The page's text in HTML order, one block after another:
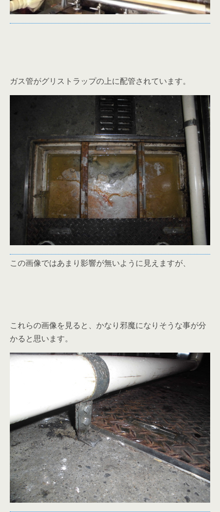
ガス管がグリストラップの上に配管されています。
この画像ではあまり影響が無いように見えますが、
これらの画像を見ると、かなり邪魔になりそうな事が分
かると思います。